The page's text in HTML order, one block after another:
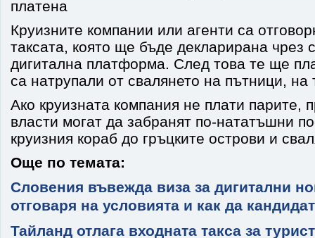
платена
Круизните компании или агенти са
таксата, която ще бъде декларирана чрез
дигитална платформа. След това те ще
са натрупали от свалянето на пътници, на
Ако круизната компания не плати парите,
власти могат да забранят по-нататъшни
круизния кораб до гръцките острови и
Още по темата:
Словения въвежда виза за дигитални
отговаря на условията и как да
Тайланд отлага входната такса за